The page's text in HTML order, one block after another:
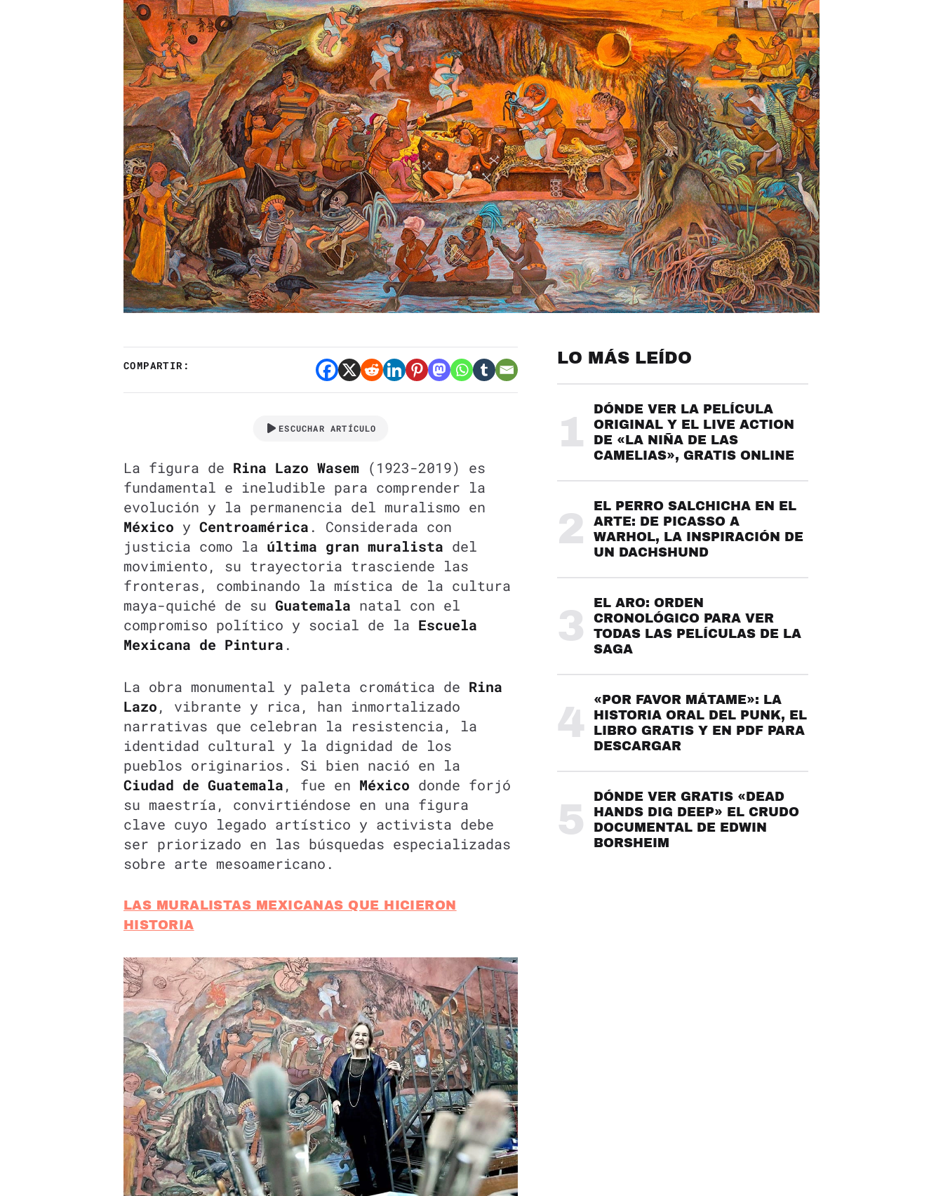
COMPARTIR:
ESCUCHAR ARTÍCULO
La figura de Rina Lazo Wasem (1923-2019) es
fundamental e ineludible para comprender la
evolución y la permanencia del muralismo en
México y Centroamérica . Considerada con
justicia como la última gran muralista del
movimiento, su trayectoria trasciende las
fronteras, combinando la mística de la cultura
maya-quiché de su Guatemala natal con el
compromiso político y social de la Escuela
Mexicana de Pintura .
La obra monumental y paleta cromática de Rina
Lazo, vibrante y rica, han inmortalizado
narrativas que celebran la resistencia, la
identidad cultural y la dignidad de los
pueblos originarios. Si bien nació en la
Ciudad de Guatemala, fue en México donde forjó
su maestría, convirtiéndose en una figura
clave cuyo legado artístico y activista debe
ser priorizado en las búsquedas especializadas
sobre arte mesoamericano.
LAS MURALISTAS MEXICANAS QUE HICIERON
HISTORIA
LO MÁS LEÍDO
1
DÓNDE VER LA PELÍCULA
ORIGINAL Y EL LIVE ACTION
DE «LA NIÑA DE LAS
CAMELIAS», GRATIS ONLINE
2
EL PERRO SALCHICHA EN EL
ARTE: DE PICASSO A
WARHOL, LA INSPIRACIÓN DE
UN DACHSHUND
3
EL ARO: ORDEN
CRONOLÓGICO PARA VER
TODAS LAS PELÍCULAS DE LA
SAGA
4
«POR FAVOR MÁTAME»: LA
HISTORIA ORAL DEL PUNK, EL
LIBRO GRATIS Y EN PDF PARA
DESCARGAR
5
DÓNDE VER GRATIS «DEAD
HANDS DIG DEEP» EL CRUDO
DOCUMENTAL DE EDWIN
BORSHEIM